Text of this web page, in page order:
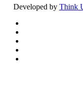
Developed by Think